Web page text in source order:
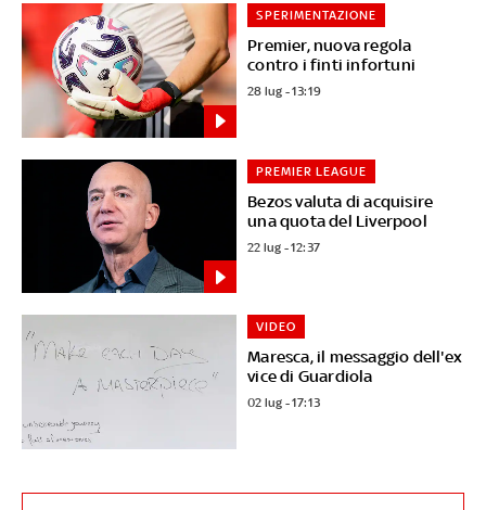
Premier, nuova regola
contro i finti infortuni
SPERIMENTAZIONE
28 lug - 13:19
Bezos valuta di acquisire
una quota del Liverpool
PREMIER LEAGUE
22 lug - 12:37
Maresca, il messaggio dell'ex
vice di Guardiola
VIDEO
02 lug - 17:13